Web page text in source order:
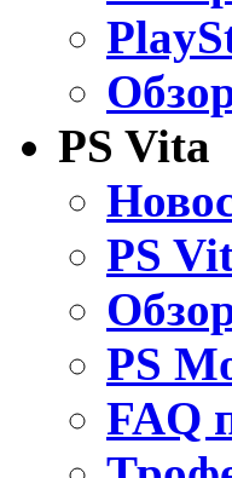
PS Vita
PS
PS
FAQ